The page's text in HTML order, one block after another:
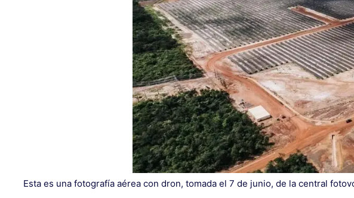
Esta es una fotografía aérea con dron, tomada el 7 de junio, de la central